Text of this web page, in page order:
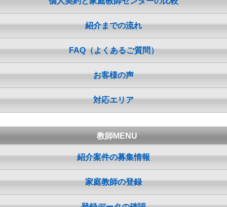
紹介までの流れ
FAQ（よくあるご質問）
お客様の声
対応エリア
教師MENU
紹介案件の募集情報
家庭教師の登録